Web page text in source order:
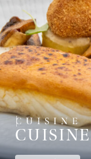
CUISINE